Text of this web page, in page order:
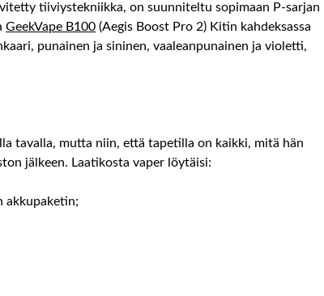
tiiviystekniikka, on suunniteltu sopimaan P-sarjan
GeekVape B100 (Aegis Boost Pro 2) Kitin kahdeksassa
punainen ja sininen, vaaleanpunainen ja violetti,
tavalla, mutta niin, että tapetilla on kaikki, mitä hän
jälkeen. Laatikosta vaper löytäisi:
akkupaketin;